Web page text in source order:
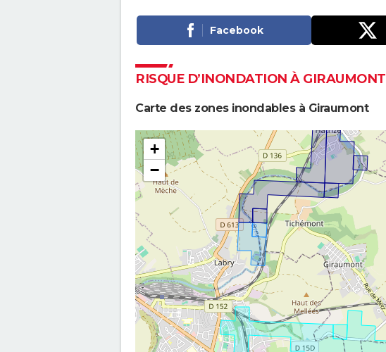
Facebook
RISQUE D’INONDATION À GIRAUMONT
Carte des zones inondables à Giraumont
+
−